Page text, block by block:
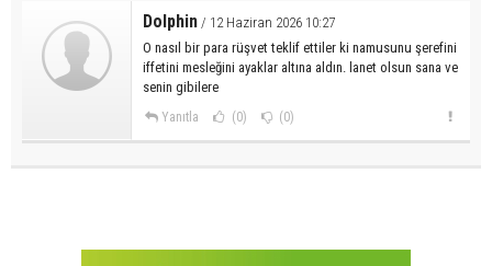
Dolphin / 12 Haziran 2026 10:27
O nasıl bir para rüşvet teklif ettiler ki namusunu şerefini
iffetini mesleğini ayaklar altına aldın. lanet olsun sana ve
senin gibilere
Yanıtla (0) (0)